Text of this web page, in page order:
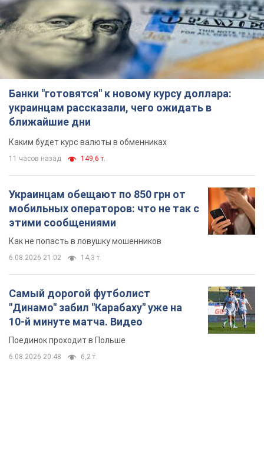
Банки "готовятся" к новому курсу доллара:
украинцам рассказали, чего ожидать в
ближайшие дни
Каким будет курс валюты в обменниках
11 часов назад 149,6 т.
Украинцам обещают по 850 грн от
мобильных операторов: что не так с
этими сообщениями
Как не попасть в ловушку мошенников
6.08.2026 21:02 14,3 т.
Самый дорогой футболист
"Динамо" забил "Карабаху" уже на
10-й минуте матча. Видео
Поединок проходит в Польше
6.08.2026 20:48 6,2 т.